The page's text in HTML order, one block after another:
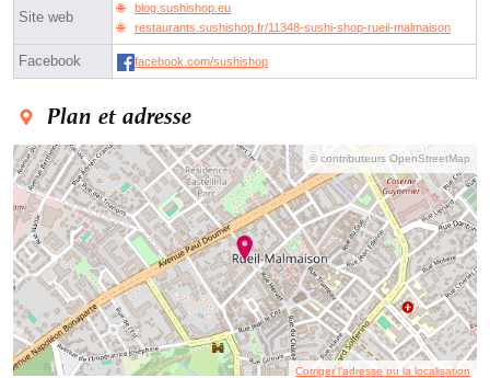
Site web
blog.sushishop.eu
restaurants.sushishop.fr/11348-sushi-shop-rueil-malmaison
Facebook facebook.com/sushishop
Plan et adresse
© contributeurs OpenStreetMap
Corriger l’adresse ou la localisation